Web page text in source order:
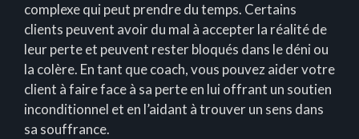
complexe qui peut prendre du temps. Certains
clients peuvent avoir du mal à accepter la réalité de
leur perte et peuvent rester bloqués dans le déni ou
la colère. En tant que coach, vous pouvez aider votre
client à faire face à sa perte en lui offrant un soutien
inconditionnel et en l’aidant à trouver un sens dans
sa souffrance.